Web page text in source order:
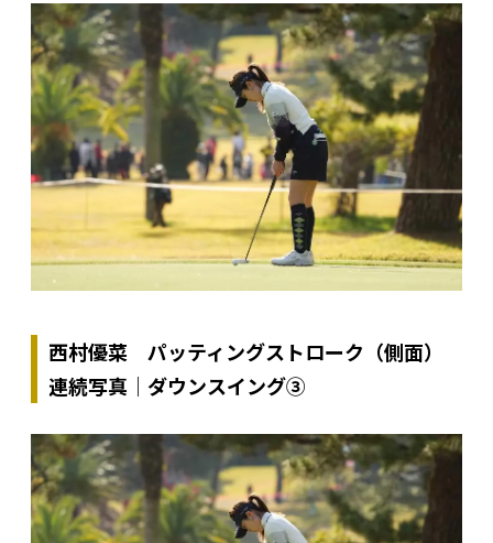
西村優菜 パッティングストローク（側面）
連続写真｜ダウンスイング③